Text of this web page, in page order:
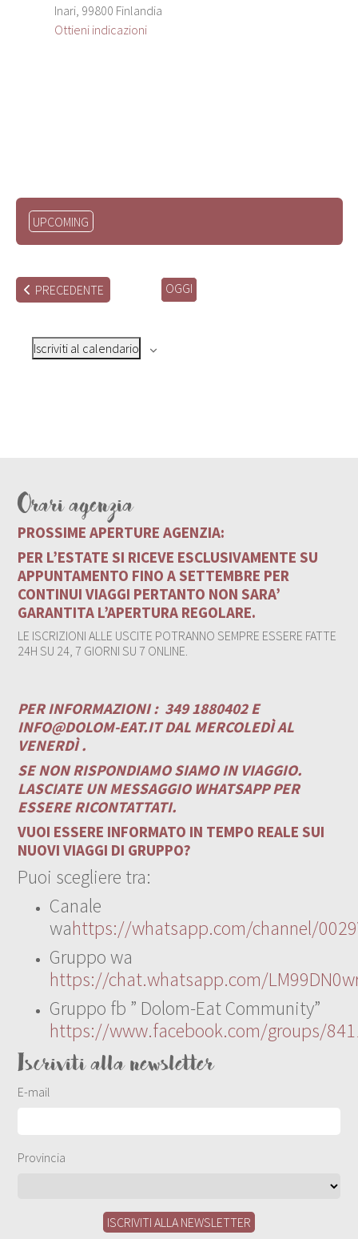
Inari 99800 Finlandia
Ottieni indicazioni
UPCOMING Seleziona
PRECEDENTEEVENTI OGGI
Iscriviti al calendario
Orari agenzia
PROSSIME APERTURE AGENZIA:
PER L’ESTATE SI RICEVE ESCLUSIVAMENTE SU
APPUNTAMENTO FINO A SETTEMBRE PER
CONTINUI VIAGGI PERTANTO NON SARA’
GARANTITA L’APERTURA REGOLARE.
LE ISCRIZIONI ALLE USCITE POTRANNO SEMPRE ESSERE FATTE
24H SU 24, 7 GIORNI SU 7 ONLINE.
PER INFORMAZIONI : 349 1880402 E
INFO@DOLOM-EAT.ITDAL MERCOLEDÌ AL
VENERDÌ .
SE NON RISPONDIAMO SIAMO IN VIAGGIO.
LASCIATE UN MESSAGGIO WHATSAPP PER
ESSERE RICONTATTATI.
VUOI ESSERE INFORMATO IN TEMPO REALE SUI
NUOVI VIAGGI DI GRUPPO?
Puoi scegliere tra:
Canale
wahttps://whatsapp.com/channel/
Gruppo wa
https://chat.whatsapp.com/
Gruppo fb ” Dolom-Eat Community”
https://www.facebook.com/groups/
Iscriviti alla newsletter
E-mail
Provincia